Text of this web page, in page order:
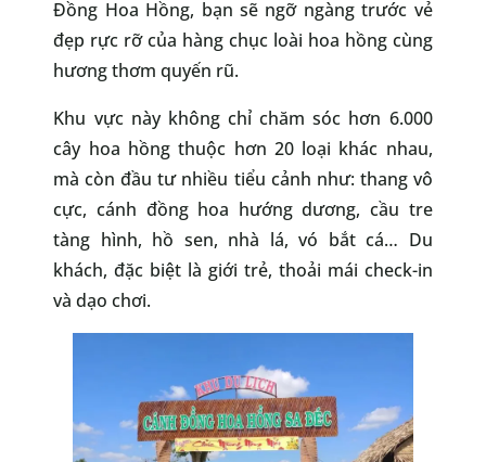
Đồng Hoa Hồng, bạn sẽ ngỡ ngàng trước vẻ
đẹp rực rỡ của hàng chục loài hoa hồng cùng
hương thơm quyến rũ.
Khu vực này không chỉ chăm sóc hơn 6.000
cây hoa hồng thuộc hơn 20 loại khác nhau,
mà còn đầu tư nhiều tiểu cảnh như: thang vô
cực, cánh đồng hoa hướng dương, cầu tre
tàng hình, hồ sen, nhà lá, vó bắt cá… Du
khách, đặc biệt là giới trẻ, thoải mái check-in
và dạo chơi.